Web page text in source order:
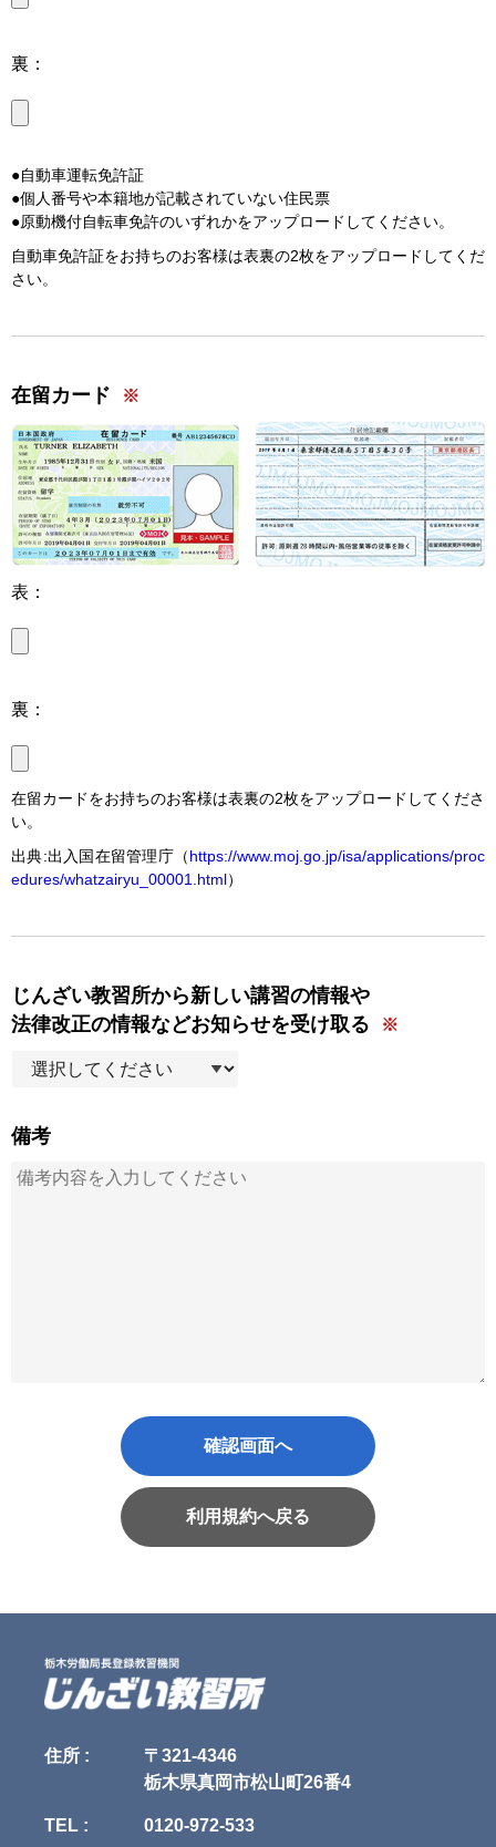
裏：
●自動車運転免許証
●個人番号や本籍地が記載されていない住民票
●原動機付自転車免許のいずれかをアップロードしてください。
自動車免許証をお持ちのお客様は表裏の2枚をアップロードしてくだ
さい。
在留カード
表：
裏：
在留カードをお持ちのお客様は表裏の2枚をアップロードしてくださ
い。
出典:出入国在留管理庁（https://www.moj.go.jp/isa/applications/proc
edures/whatzairyu_00001.html）
じんざい教習所から新しい講習の情報や
法律改正の情報などお知らせを受け取る
備考
利用規約へ戻る
確認画面へ
住所 :
〒321-4346
栃木県真岡市松山町26番4
TEL : 0120-972-533